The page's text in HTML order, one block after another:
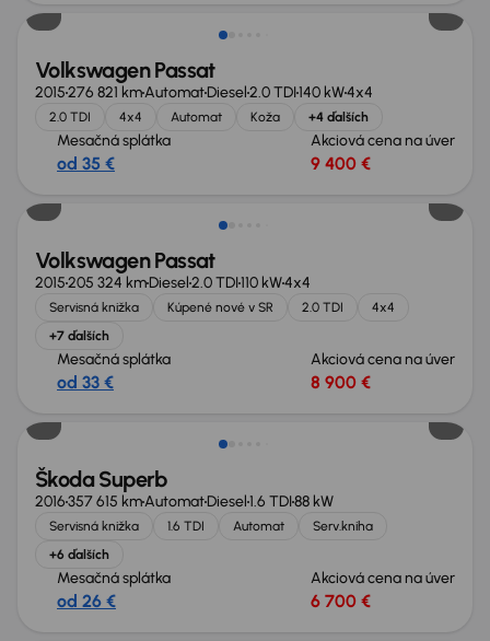
Volkswagen Passat
2015276 821 kmAutomatDiesel2.0 TDI140 kW4x4
2.0 TDI 4x4 Automat Koža +4 ďalších
Mesačná splátka
od 35 €
Akciová cena na úver
9 400 €
Zlacnené o 900 €
Volkswagen Passat
2015205 324 kmDiesel2.0 TDI110 kW4x4
Servisná knižka Kúpené nové v SR 2.0 TDI
4x4
+7 ďalších
Mesačná splátka
od 33 €
Akciová cena na úver
8 900 €
Zlacnené o 1 000 €
Škoda Superb
2016357 615 kmAutomatDiesel1.6 TDI88 kW
Servisná knižka 1.6 TDI Automat
Serv.kniha
+6 ďalších
Mesačná splátka
od 26 €
Akciová cena na úver
6 700 €
Zlacnené o 800 €